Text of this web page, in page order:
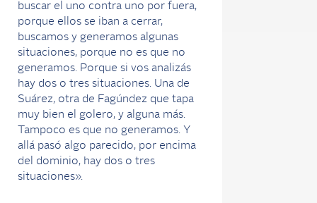
buscar el uno contra uno por fuera,
porque ellos se iban a cerrar,
buscamos y generamos algunas
situaciones, porque no es que no
generamos. Porque si vos analizás
hay dos o tres situaciones. Una de
Suárez, otra de Fagúndez que tapa
muy bien el golero, y alguna más.
Tampoco es que no generamos. Y
allá pasó algo parecido, por encima
del dominio, hay dos o tres
situaciones».